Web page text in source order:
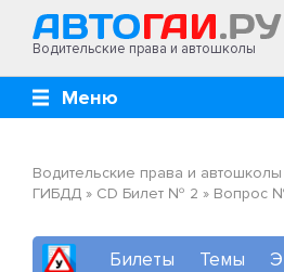
Водительские права и автошколы
Меню
Водительские права и автошколы
ГИБДД » CD Билет № 2 » Вопрос
Билеты Темы